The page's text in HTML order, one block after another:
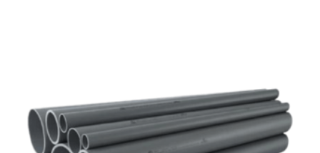
köszönhetően technológiai (savas vagy lúgos közegek) és
vízgépészeti (uszoda technika) csőhálózatok kedvelt
megoldása.